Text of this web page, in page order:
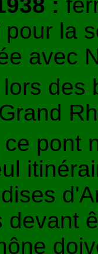
pour la
avec
lors des
pont
devant